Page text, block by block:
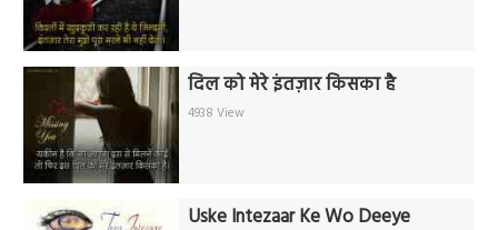
दिल को मेरे इंतज़ार किसका है
4938 View
Uske Intezaar Ke Wo Deeye